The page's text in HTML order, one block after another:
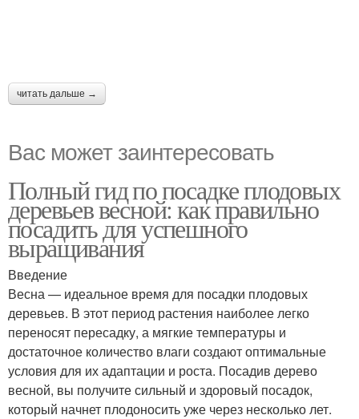
читать дальше →
Вас может заинтересовать
Полный гид по посадке плодовых
деревьев весной: как правильно
посадить для успешного
выращивания
Введение
Весна — идеальное время для посадки плодовых
деревьев. В этот период растения наиболее легко
переносят пересадку, а мягкие температуры и
достаточное количество влаги создают оптимальные
условия для их адаптации и роста. Посадив дерево
весной, вы получите сильный и здоровый посадок,
который начнет плодоносить уже через несколько лет.